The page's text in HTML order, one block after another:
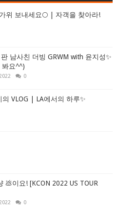
위 보내세요🌕 | 자객을 찾아라!
남사친 더빙 GRWM with 윤지성✨
봐요^^)
0
VLOG | LA에서의 하루✨
💩이요! [KCON 2022 US TOUR
0